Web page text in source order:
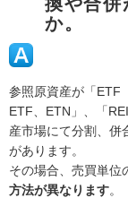
か。
参照原資産が「ETF
ETF、ETN」、「
産市場にて分割、併
があります。
その場合、売買単位
方法が異なります。